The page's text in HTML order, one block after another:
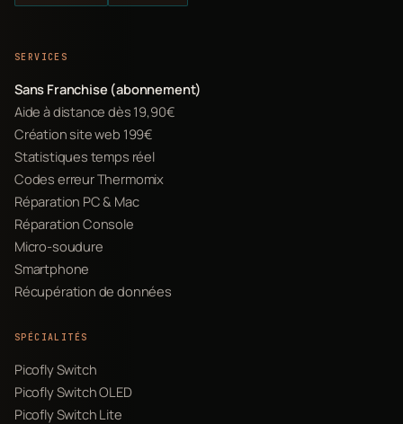
SERVICES
Sans Franchise (abonnement)
Aide à distance dès 19,90€
Création site web 199€
Statistiques temps réel
Codes erreur Thermomix
Réparation PC & Mac
Réparation Console
Micro-soudure
Smartphone
Récupération de données
SPÉCIALITÉS
Picofly Switch
Picofly Switch OLED
Picofly Switch Lite